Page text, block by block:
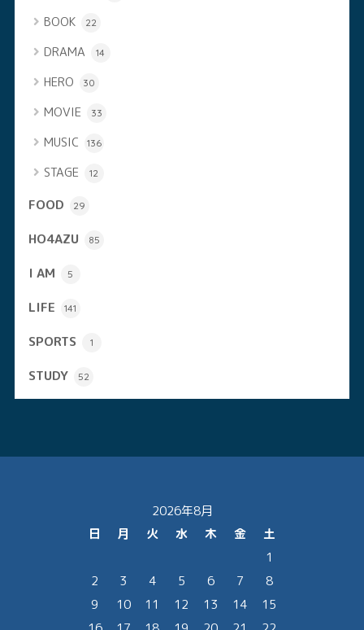
BOOK 22
DRAMA 14
HERO 30
MOVIE 33
MUSIC 136
STAGE 12
FOOD 29
HO4AZU 85
I AM 5
LIFE 141
SPORTS 1
STUDY 52
2026年8月
日
月 火 水 木 金
土
1
2
3 4 5 6 7
8
9
10 11 12 13 14
15